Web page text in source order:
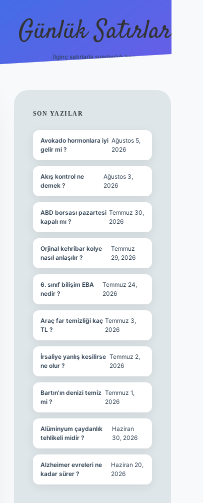
Günlük Satırlar
İlginç satırlarla sıradanlığı boz.
SIDEBAR
SON YAZILAR
Avokado hormonlara iyi
gelir mi ?
Ağustos 5,
2026
Akış kontrol ne
demek ?
Ağustos 3,
2026
ABD borsası pazartesi
kapalı mı ?
Temmuz 30,
2026
Orjinal kehribar kolye
nasıl anlaşılır ?
Temmuz
29, 2026
6. sınıf bilişim EBA
nedir ?
Temmuz 24,
2026
Araç far temizliği kaç
TL ?
Temmuz 3,
2026
İrsaliye yanlış kesilirse
ne olur ?
Temmuz 2,
2026
Bartın’ın denizi temiz
mi ?
Temmuz 1,
2026
Alüminyum çaydanlık
tehlikeli midir ?
Haziran
30, 2026
Alzheimer evreleri ne
kadar sürer ?
Haziran 20,
2026
betci giriş